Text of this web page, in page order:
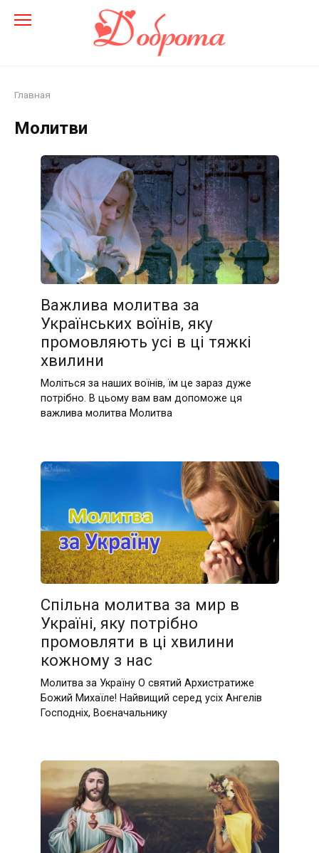
Главная
Молитви
Важлива молитва за
Українських воїнів, яку
промовляють усі в ці тяжкі
хвилини
Моліться за наших воїнів, їм це зараз дуже
потрібно. В цьому вам вам допоможе ця
важлива молитва Молитва
Спільна молитва за мир в
Україні, яку потрібно
промовляти в ці хвилини
кожному з нас
Молитва за Україну О святий Архистратиже
Божий Михаїле! Найвищий серед усіх Ангелів
Господніх, Воєначальнику